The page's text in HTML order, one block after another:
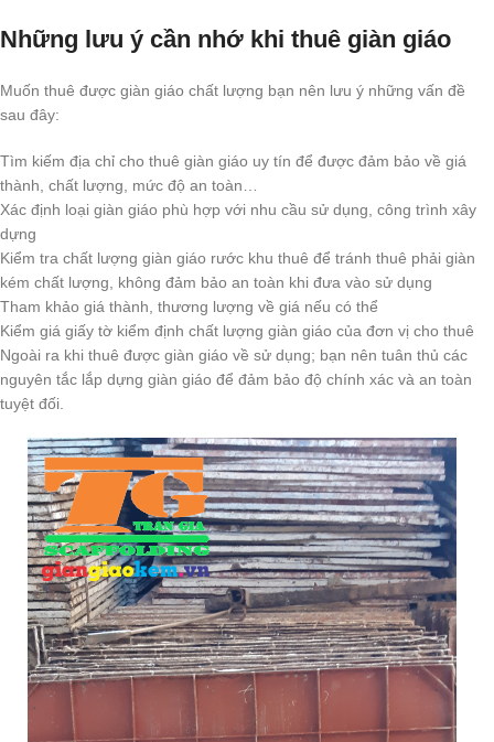
Những lưu ý cần nhớ khi thuê giàn giáo
Muốn thuê được giàn giáo chất lượng bạn nên lưu ý những vấn đề
sau đây:
Tìm kiếm địa chỉ cho thuê giàn giáo uy tín để được đảm bảo về giá
thành, chất lượng, mức độ an toàn…
Xác định loại giàn giáo phù hợp với nhu cầu sử dụng, công trình xây
dựng
Kiểm tra chất lượng giàn giáo rước khu thuê để tránh thuê phải giàn
kém chất lượng, không đảm bảo an toàn khi đưa vào sử dụng
Tham khảo giá thành, thương lượng về giá nếu có thể
Kiểm giá giấy tờ kiểm định chất lượng giàn giáo của đơn vị cho thuê
Ngoài ra khi thuê được giàn giáo về sử dụng; bạn nên tuân thủ các
nguyên tắc lắp dựng giàn giáo để đảm bảo độ chính xác và an toàn
tuyệt đối.